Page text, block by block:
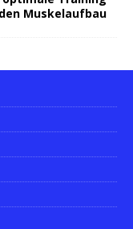
Muskelaufbau